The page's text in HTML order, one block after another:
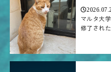
マルタ大
修了され